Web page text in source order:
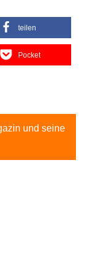
teilen
Pocket
und seine